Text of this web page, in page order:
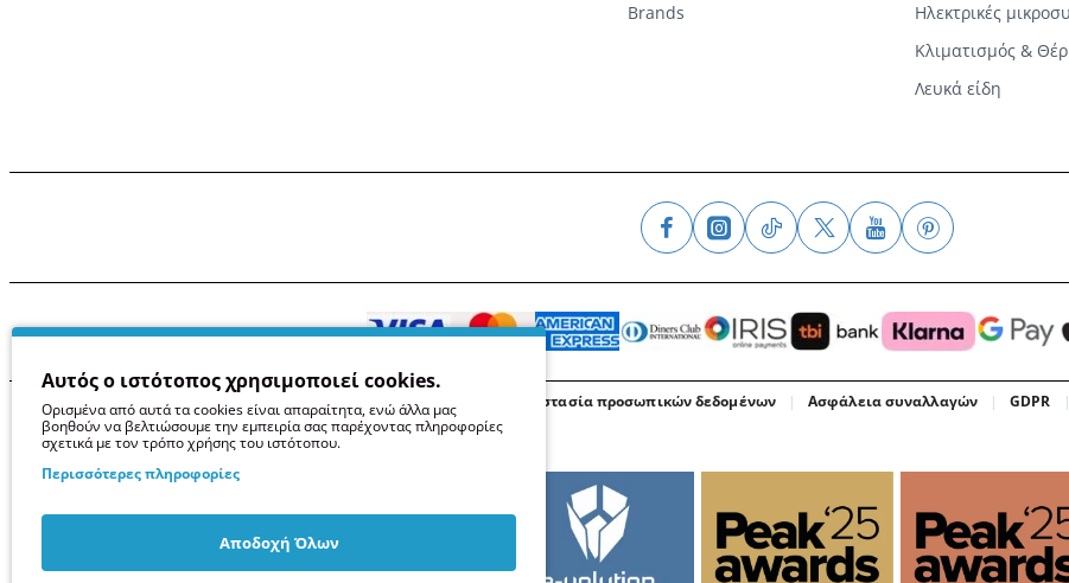
Brands
Ηλεκτρικές
Κλιματισμός &
Λευκά είδη
Όροι χρήσης Προστασία προσωπικών δεδομένων Ασφάλεια συναλλαγών GDPR
Αυτός ο ιστότοπος χρησιμοποιεί cookies.
Ορισμένα από αυτά τα cookies είναι απαραίτητα, ενώ άλλα μας
βοηθούν να βελτιώσουμε την εμπειρία σας παρέχοντας πληροφορίες
σχετικά με τον τρόπο χρήσης του ιστότοπου.
Περισσότερες πληροφορίες
Αποδοχή Όλων